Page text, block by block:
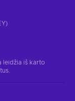
leidžia iš karto